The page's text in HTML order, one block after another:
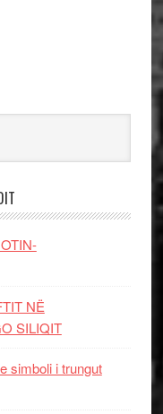
NË
SILIQIT
simboli i trungut